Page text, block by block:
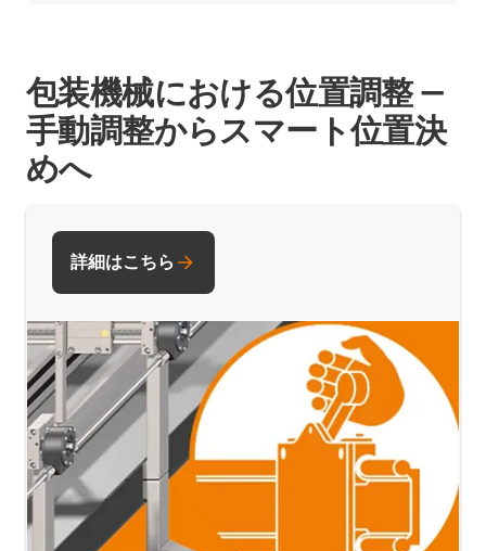
包装機械における位置調整 ―
手動調整からスマート位置決
めへ
詳細はこちら